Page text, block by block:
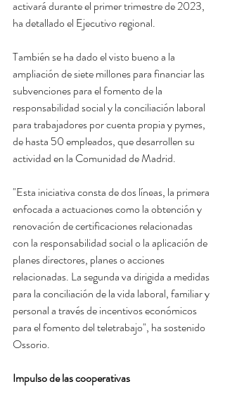
activará durante el primer trimestre de 2023,
ha detallado el Ejecutivo regional.
También se ha dado el visto bueno a la
ampliación de siete millones para financiar las
subvenciones para el fomento de la
responsabilidad social y la conciliación laboral
para trabajadores por cuenta propia y pymes,
de hasta 50 empleados, que desarrollen su
actividad en la Comunidad de Madrid.
"Esta iniciativa consta de dos líneas, la primera
enfocada a actuaciones como la obtención y
renovación de certificaciones relacionadas
con la responsabilidad social o la aplicación de
planes directores, planes o acciones
relacionadas. La segunda va dirigida a medidas
para la conciliación de la vida laboral, familiar y
personal a través de incentivos económicos
para el fomento del teletrabajo", ha sostenido
Ossorio.
Impulso de las cooperativas